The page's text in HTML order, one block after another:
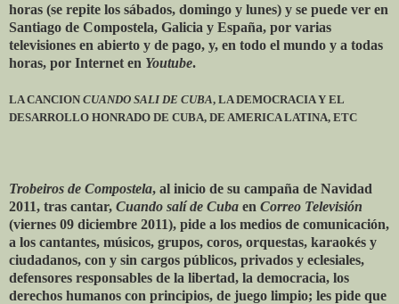
horas (se repite los sábados, domingo y lunes) y se puede ver en
Santiago de Compostela, Galicia y España, por varias
televisiones en abierto y de pago, y, en todo el mundo y a todas
horas, por Internet en Youtube.
LA CANCION CUANDO SALI DE CUBA, LA DEMOCRACIA Y EL
DESARROLLO HONRADO DE CUBA, DE AMERICA LATINA, ETC
Trobeiros de Compostela, al inicio de su campaña de Navidad
2011, tras cantar, Cuando salí de Cuba en Correo Televisión
(viernes 09 diciembre 2011), pide a los medios de comunicación,
a los cantantes, músicos, grupos, coros, orquestas, karaokés y
ciudadanos, con y sin cargos públicos, privados y eclesiales,
defensores responsables de la libertad, la democracia, los
derechos humanos con principios, de juego limpio; les pide que